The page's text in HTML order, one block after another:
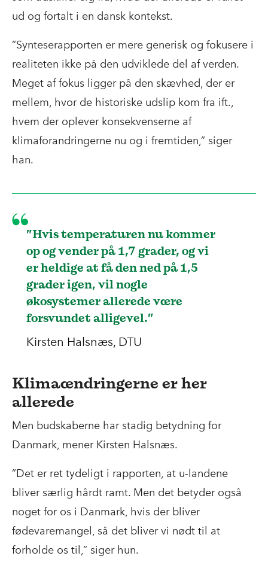
ud og fortalt i en dansk kontekst.
”Synteserapporten er mere generisk og fokusere i
realiteten ikke på den udviklede del af verden.
Meget af fokus ligger på den skævhed, der er
mellem, hvor de historiske udslip kom fra ift.,
hvem der oplever konsekvenserne af
klimaforandringerne nu og i fremtiden,” siger
han.
”Hvis temperaturen nu kommer
op og vender på 1,7 grader, og vi
er heldige at få den ned på 1,5
grader igen, vil nogle
økosystemer allerede være
forsvundet alligevel.”
Kirsten Halsnæs, DTU
Klimaændringerne er her
allerede
Men budskaberne har stadig betydning for
Danmark, mener Kirsten Halsnæs.
”Det er ret tydeligt i rapporten, at u-landene
bliver særlig hårdt ramt. Men det betyder også
noget for os i Danmark, hvis der bliver
fødevaremangel, så det bliver vi nødt til at
forholde os til,” siger hun.